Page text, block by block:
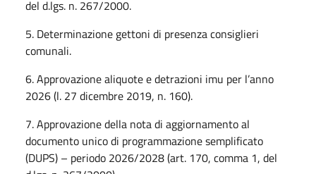
del d.lgs. n. 267/2000.
5. Determinazione gettoni di presenza consiglieri
comunali.
6. Approvazione aliquote e detrazioni imu per l’anno
2026 (l. 27 dicembre 2019, n. 160).
7. Approvazione della nota di aggiornamento al
documento unico di programmazione semplificato
(DUPS) – periodo 2026/2028 (art. 170, comma 1, del